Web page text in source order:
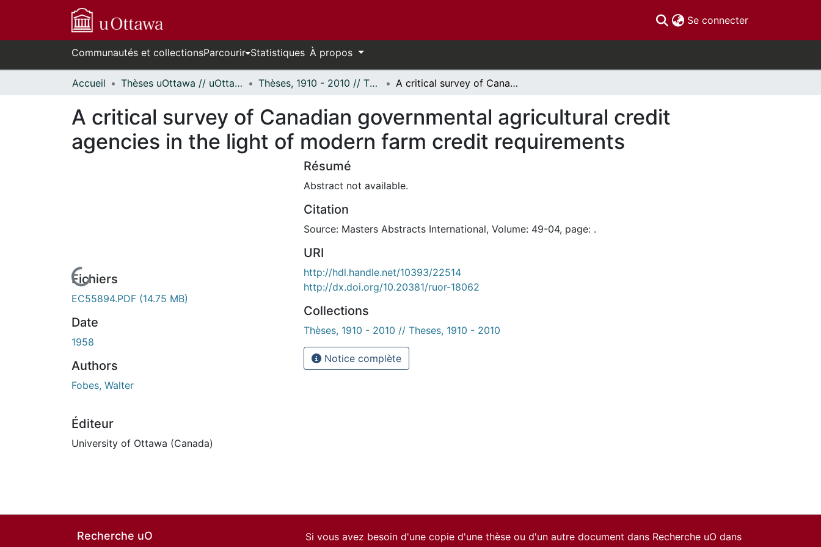
Se connecter(current)
Communautés et collectionsParcourir Statistiques À propos
Accueil Thèses uOttawa // uOttawa Theses Thèses, 1910 - 2010 // Theses, 1910 - 2010 A critical survey of Canadian governmental agricultural credit agencies in the light of modern farm credit requirements
A critical survey of Canadian governmental agricultural credit
agencies in the light of modern farm credit requirements
En cours de chargement...
Fichiers
EC55894.PDF (14.75 MB)
Date
1958
Authors
Fobes, Walter
Éditeur
University of Ottawa (Canada)
Résumé
Abstract not available.
Citation
Source: Masters Abstracts International, Volume: 49-04, page: .
URI
http://hdl.handle.net/10393/22514
http://dx.doi.org/10.20381/ruor-18062
Collections
Thèses, 1910 - 2010 // Theses, 1910 - 2010
Notice complète
Recherche uO
Si vous avez besoin d'une copie d'une thèse ou d'un autre document dans Recherche uO dans